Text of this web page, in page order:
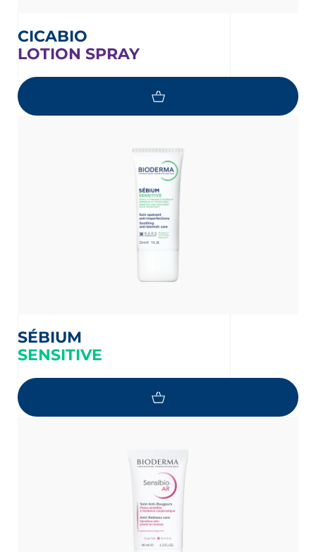
CICABIO
LOTION SPRAY
SÉBIUM
SENSITIVE